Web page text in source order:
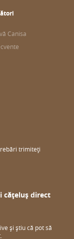
Canisa
trimiteți
cățeluș direct
și știu că pot să